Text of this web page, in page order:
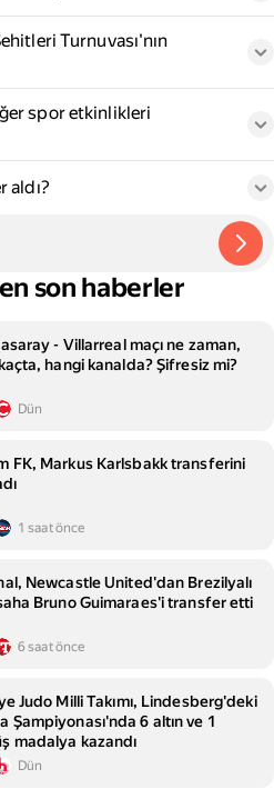
Turnuvası'nın
spor etkinlikleri
aldı?
son haberler
- Villarreal maçı ne zaman,
hangi kanalda? Şifresiz mi?
Dün
FK, Markus Karlsbakk transferini
1 saat önce
Newcastle United'dan Brezilyalı
Bruno Guimaraes'i transfer etti
6 saat önce
Judo Milli Takımı, Lindesberg'deki
Şampiyonası'nda 6 altın ve 1
madalya kazandı
Dün